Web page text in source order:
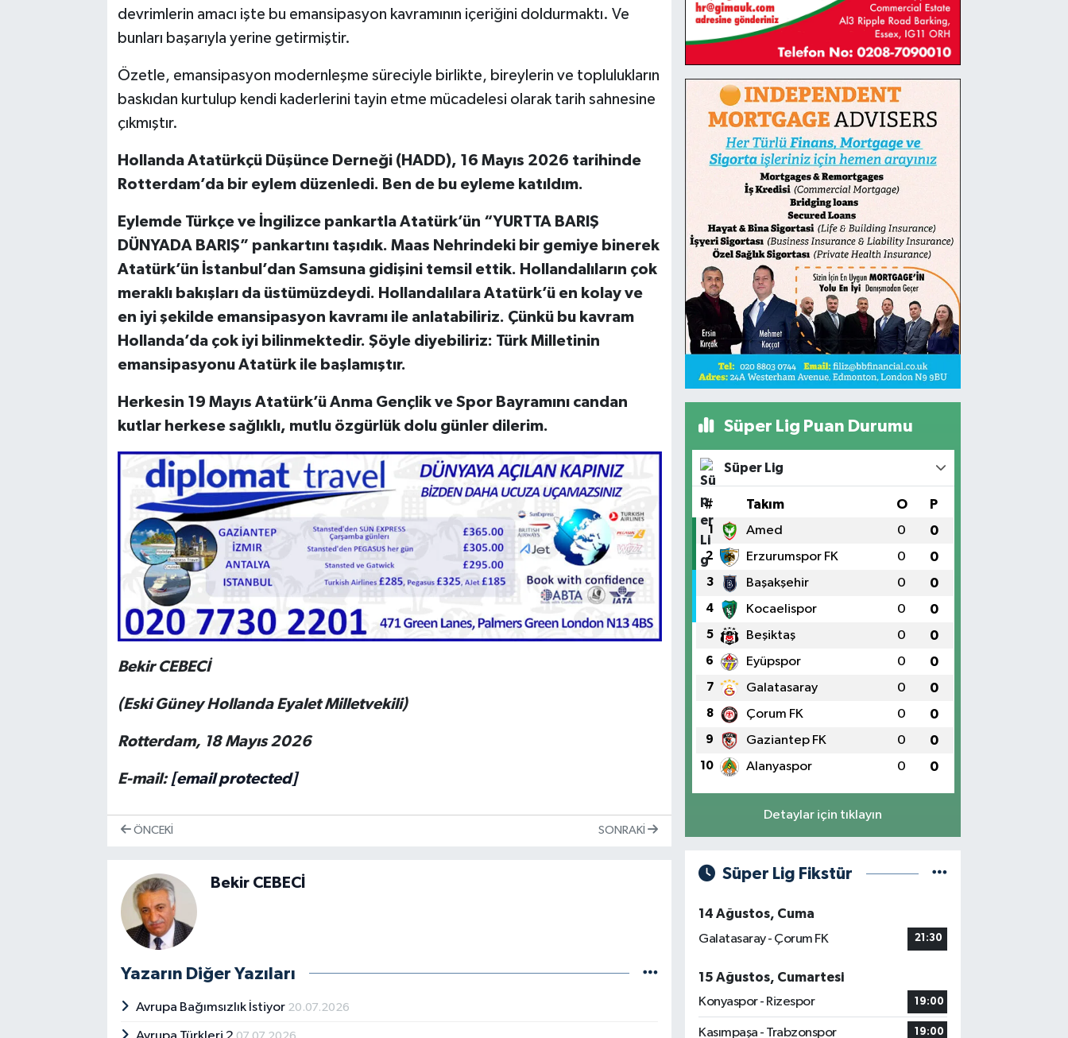
devrimlerin amacı işte bu emansipasyon kavramının içeriğini doldurmaktı. Ve
bunları başarıyla yerine getirmiştir.
Özetle, emansipasyon modernleşme süreciyle birlikte, bireylerin ve toplulukların
baskıdan kurtulup kendi kaderlerini tayin etme mücadelesi olarak tarih sahnesine
çıkmıştır.
Hollanda Atatürkçü Düşünce Derneği (HADD), 16 Mayıs 2026 tarihinde
Rotterdam’da bir eylem düzenledi. Ben de bu eyleme katıldım.
Eylemde Türkçe ve İngilizce pankartla Atatürk’ün “YURTTA BARIŞ
DÜNYADA BARIŞ” pankartını taşıdık. Maas Nehrindeki bir gemiye binerek
Atatürk’ün İstanbul’dan Samsuna gidişini temsil ettik. Hollandalıların çok
meraklı bakışları da üstümüzdeydi. Hollandalılara Atatürk’ü en kolay ve
en iyi şekilde emansipasyon kavramı ile anlatabiliriz. Çünkü bu kavram
Hollanda’da çok iyi bilinmektedir. Şöyle diyebiliriz: Türk Milletinin
emansipasyonu Atatürk ile başlamıştır.
Herkesin 19 Mayıs Atatürk’ü Anma Gençlik ve Spor Bayramını candan
kutlar herkese sağlıklı, mutlu özgürlük dolu günler dilerim.
Bekir CEBECİ
(Eski Güney Hollanda Eyalet Milletvekili)
Rotterdam, 18 Mayıs 2026
E-mail: [email protected]
ÖNCEKI SONRAKI
Bekir CEBECİ
Yazarın Diğer Yazıları
Avrupa Bağımsızlık İstiyor 20.07.2026
Süper Lig Puan Durumu
Süper Lig
# Takım O P
1 Amed 0 0
2 Erzurumspor FK 0 0
3 Başakşehir 0 0
4 Kocaelispor 0 0
5 Beşiktaş 0 0
6 Eyüpspor 0 0
7 Galatasaray 0 0
8 Çorum FK 0 0
9 Gaziantep FK 0 0
10 Alanyaspor 0 0
Detaylar için tıklayın
Süper Lig Fikstür
14 Ağustos, Cuma
Galatasaray - Çorum FK
21:30
15 Ağustos, Cumartesi
Konyaspor - Rizespor
19:00
Kasımpaşa - Trabzonspor 19:00